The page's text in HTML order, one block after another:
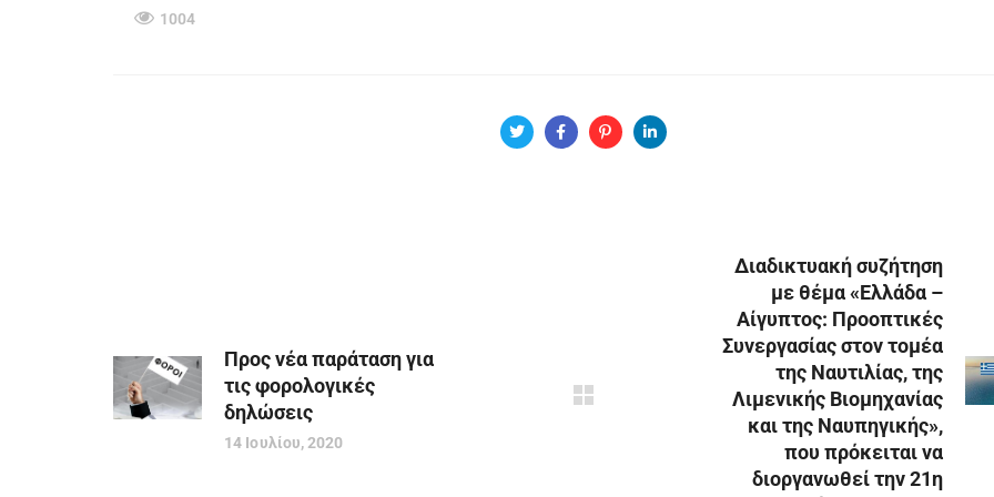
1004
Προς νέα παράταση για
τις φορολογικές
δηλώσεις
14 Ιουλίου, 2020
Διαδικτυακή συζήτηση
με θέμα «Ελλάδα –
Αίγυπτος: Προοπτικές
Συνεργασίας στον τομέα
της Ναυτιλίας, της
Λιμενικής Βιομηχανίας
και της Ναυπηγικής»,
που πρόκειται να
διοργανωθεί την 21η